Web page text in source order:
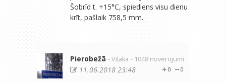
Šobrīd t. +15°C, spiediens visu dienu
krīt, pašlaik 758,5 mm.
Pierobežā - Viļaka - 1048 novērojumi
0
0
11.06.2018 23:48